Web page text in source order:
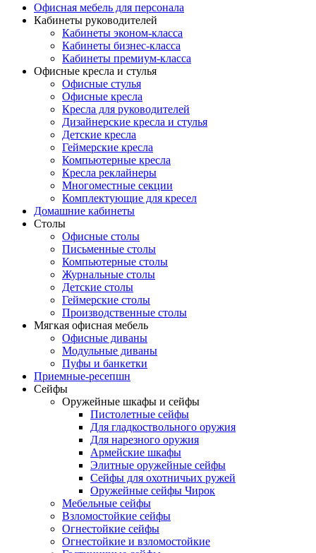
Офисная мебель для персонала
Кабинеты руководителей
Кабинеты эконом-класса
Кабинеты бизнес-класса
Кабинеты премиум-класса
Офисные кресла и стулья
Офисные стулья
Офисные кресла
Кресла для руководителей
Дизайнерские кресла и стулья
Детские кресла
Геймерские кресла
Компьютерные кресла
Кресла реклайнеры
Многоместные секции
Комплектующие для кресел
Домашние кабинеты
Столы
Офисные столы
Письменные столы
Компьютерные столы
Журнальные столы
Детские столы
Геймерские столы
Производственные столы
Мягкая офисная мебель
Офисные диваны
Модульные диваны
Пуфы и банкетки
Приемные-ресепшн
Сейфы
Оружейные шкафы и сейфы
Пистолетные сейфы
Для гладкоствольного оружия
Для нарезного оружия
Армейские шкафы
Элитные оружейные сейфы
Сейфы для охотничьих ружей
Оружейные сейфы Чирок
Мебельные сейфы
Взломостойкие сейфы
Огнестойкие сейфы
Огнестойкие и взломостойкие